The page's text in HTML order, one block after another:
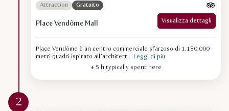
Attraction Gratuito
Place Vendôme Mall Visualizza dettagli
Place Vendôme è un centro commerciale sfarzoso di 1.150.000
metri quadri ispirato all’architett... Leggi di più
± 5 h typically spent here
2